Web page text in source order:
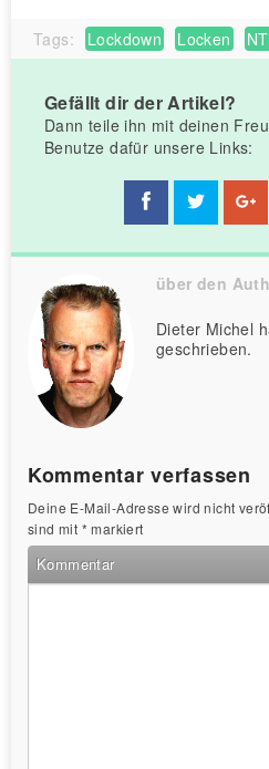
Tags: Lockdown Locken
Gefällt dir der Artikel?
Dann teile ihn mit deinen
Benutze dafür unsere Links:
über den
Dieter Michel
geschrieben.
Kommentar verfassen
Deine E-Mail-Adresse wird nicht
sind mit * markiert
Kommentar